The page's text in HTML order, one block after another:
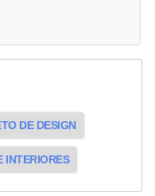
DE DESIGN
INTERIORES